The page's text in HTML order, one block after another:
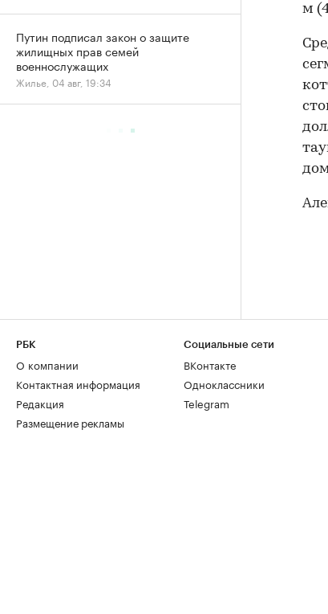
м
Путин подписал закон о защите
жилищных прав семей
военнослужащих
Жилье, 04 авг, 19:34
РБК
О компании
Контактная информация
Редакция
Размещение рекламы
Социальные сети
ВКонтакте
Одноклассники
Telegram